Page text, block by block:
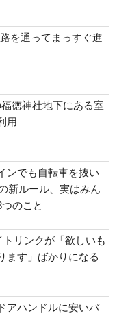
を通ってまっすぐ進
徳神社地下にある室
用
ンでも自転車を抜い
新ルール、実はみん
のこと
リンクが「欲しいも
ます」ばかりになる
アハンドルに安いバ